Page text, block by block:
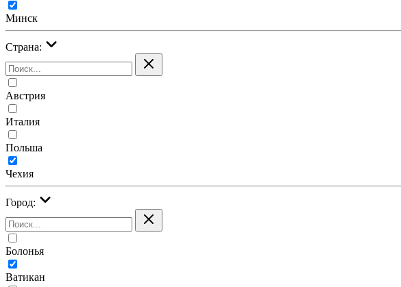
Минск
Страна:
Австрия
Италия
Польша
Чехия
Город:
Болонья
Ватикан